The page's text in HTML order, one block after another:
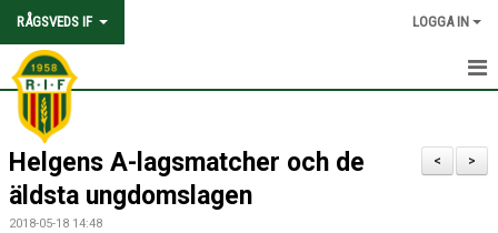
RÅGSVEDS IF LOGGA IN
HEM
KONTAKT
OM FÖRENINGEN
>
<
Helgens A-lagsmatcher och de
äldsta ungdomslagen
2018-05-18 14:48